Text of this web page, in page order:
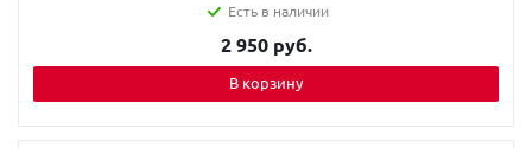
Есть в наличии
2 950 руб.
В корзину